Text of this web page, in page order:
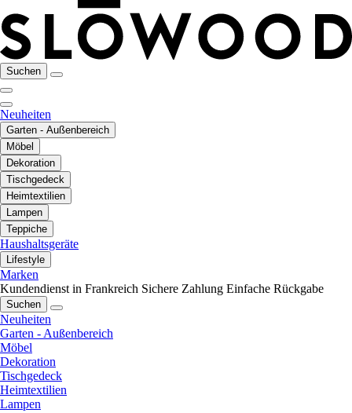
Suchen
Neuheiten
Garten - Außenbereich
Möbel
Dekoration
Tischgedeck
Heimtextilien
Lampen
Teppiche
Haushaltsgeräte
Lifestyle
Marken
Kundendienst in Frankreich Sichere Zahlung Einfache Rückgabe
Suchen
Neuheiten
Garten - Außenbereich
Möbel
Dekoration
Tischgedeck
Heimtextilien
Lampen